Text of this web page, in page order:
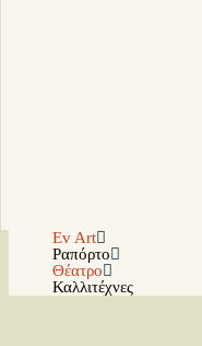
Ev Art
Ραπόρτο
Θέατρο
Καλλιτέχνες